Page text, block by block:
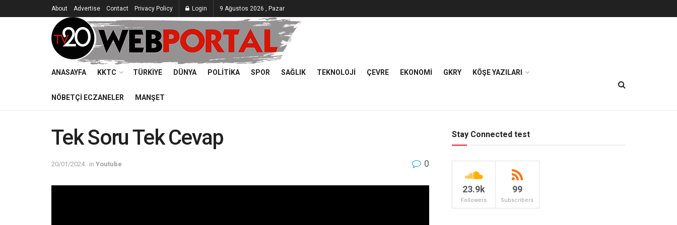
About Advertise Contact Privacy Policy Login 9 Ağustos 2026 , Pazar
ANASAYFA KKTC TÜRKIYE DÜNYA POLITIKA SPOR SAĞLIK TEKNOLOJI ÇEVRE EKONOMI GKRY KÖŞE YAZILARI
NÖBETÇI ECZANELER MANŞET
Tek Soru Tek Cevap
20/01/2024 in Youtube 0
Stay Connected test
23.9k
Followers
99
Subscribers